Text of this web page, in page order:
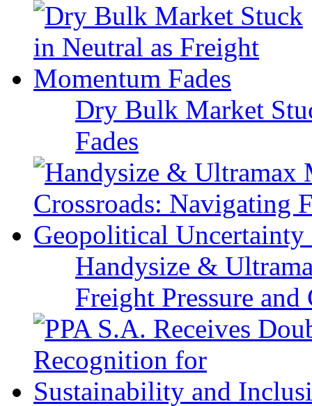
Dry Bulk Market
Fades
Handysize &
Freight Pressure